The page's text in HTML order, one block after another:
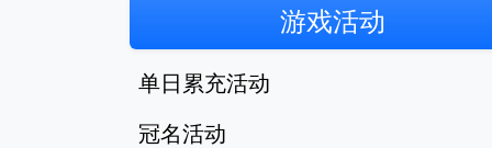
游戏活动
单日累充活动
冠名活动